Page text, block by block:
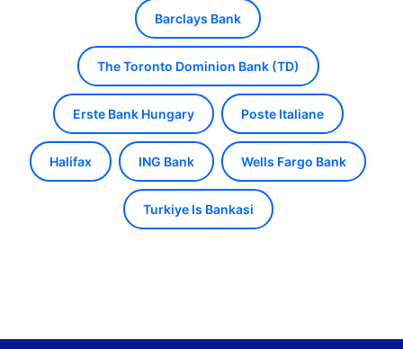
Barclays Bank
The Toronto Dominion Bank (TD)
Erste Bank Hungary Poste Italiane
Halifax ING Bank Wells Fargo Bank
Turkiye Is Bankasi